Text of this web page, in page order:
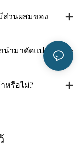
ส่วนผสมของ
ำมาดัดแปลง
หรือไม่?